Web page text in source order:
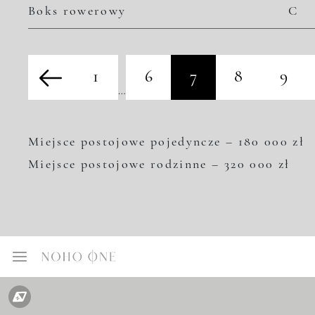
Boks rowerowy C
1
…
6 7 8 9
Miejsce postojowe pojedyncze – 180 000 zł
Miejsce postojowe rodzinne – 320 000 zł